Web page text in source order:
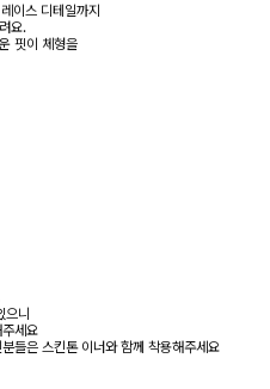
이스 디테일까지
요.
핏이 체형을
니
세요
들은 스킨톤 이너와 함께 착용해주세요